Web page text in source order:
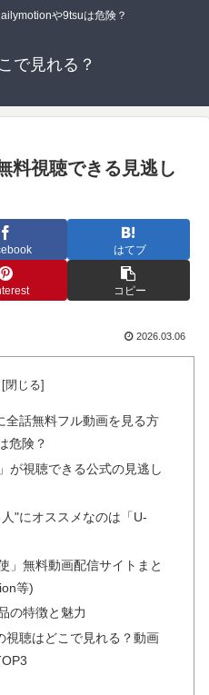
や9tsuは危険？
で見れる？
料視聴できる見逃し
はてブ
コピー
2026.03.06
全話無料フル動画を見る方
危険？
が視聴できる公式の見逃し
"にオススメなのは「U-
」無料動画配信サイトまと
等)
の特徴と魅力
視聴はどこで見れる？動画